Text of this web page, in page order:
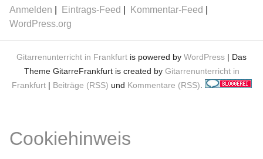
Anmelden Eintrags-Feed
Kommentar-Feed
WordPress.org
Gitarrenunterricht in Frankfurt is powered by WordPress | Das
Theme GitarreFrankfurt is created by Gitarrenunterricht in
Frankfurt| Beiträge (RSS) und Kommentare (RSS)
Cookiehinweis